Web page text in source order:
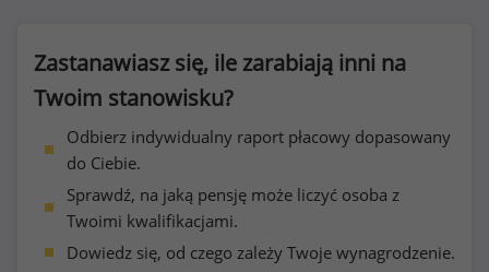
Zastanawiasz się, ile zarabiają inni na
Twoim stanowisku?
Odbierz indywidualny raport płacowy dopasowany
do Ciebie.
Sprawdź, na jaką pensję może liczyć osoba z
Twoimi kwalifikacjami.
Dowiedz się, od czego zależy Twoje wynagrodzenie.